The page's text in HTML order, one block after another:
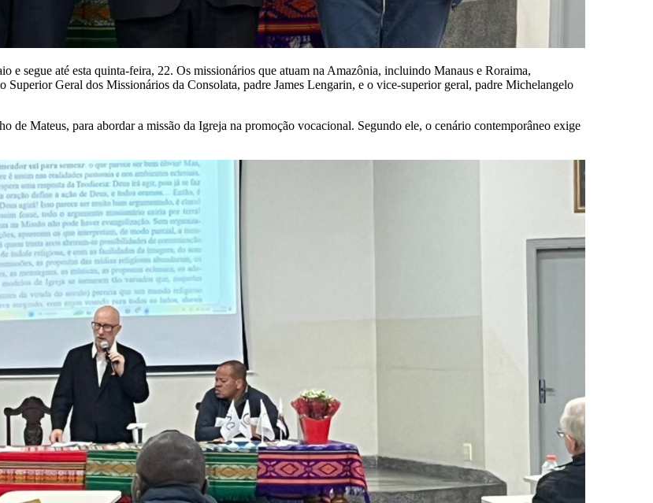
e segue até esta quinta-feira, 22. Os missionários que atuam na Amazônia, incluindo Manaus e Roraima,
Geral dos Missionários da Consolata, padre James Lengarin, e o vice-superior geral, padre Michelangelo
Mateus, para abordar a missão da Igreja na promoção vocacional. Segundo ele, o cenário contemporâneo exige